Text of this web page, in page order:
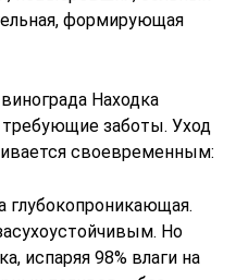
формирующая
Находка
заботы. Уход
своевременным:
глубокопроникающая.
Но
испаряя 98% влаги на